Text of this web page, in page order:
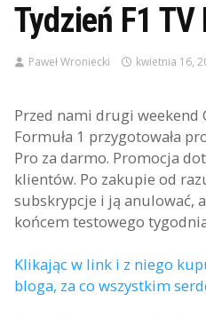
Tydzień F1
Paweł Wroniecki kwietnia 16,
Przed nami drugi weekend
Formuła 1 przygotowała
Pro za darmo. Promocja
klientów. Po zakupie od
subskrypcje i ją anulować,
końcem testowego
Klikając w link i z niego
bloga, za co wszystkim